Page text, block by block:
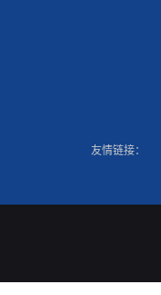
友情链接：